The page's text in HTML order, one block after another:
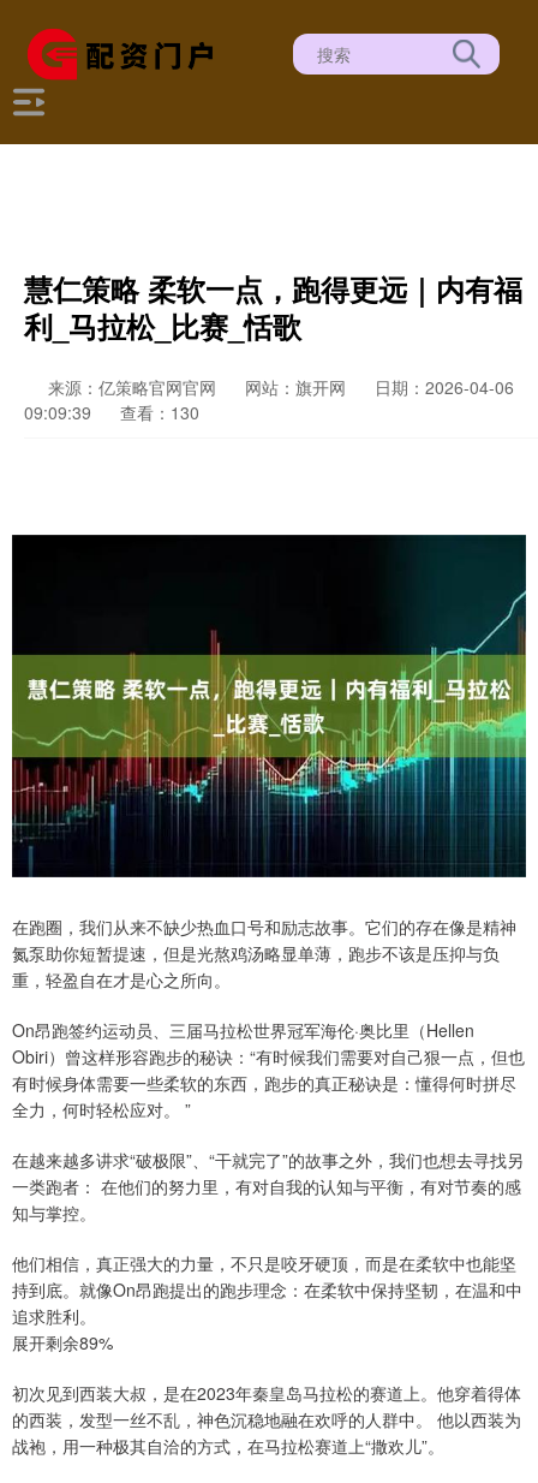
慧仁策略 柔软一点，跑得更远｜内有福
利_马拉松_比赛_恬歌
来源：亿策略官网官网 网站：旗开网
日期：2026-04-06
09:09:39
查看：130
在跑圈，我们从来不缺少热血口号和励志故事。它们的存在像是精神
氮泵助你短暂提速，但是光熬鸡汤略显单薄，跑步不该是压抑与负
重，轻盈自在才是心之所向。
On昂跑签约运动员、三届马拉松世界冠军海伦·奥比里（Hellen
Obiri）曾这样形容跑步的秘诀：“有时候我们需要对自己狠一点，但也
有时候身体需要一些柔软的东西，跑步的真正秘诀是：懂得何时拼尽
全力，何时轻松应对。 ”
在越来越多讲求“破极限”、“干就完了”的故事之外，我们也想去寻找另
一类跑者： 在他们的努力里，有对自我的认知与平衡，有对节奏的感
知与掌控。
他们相信，真正强大的力量，不只是咬牙硬顶，而是在柔软中也能坚
持到底。就像On昂跑提出的跑步理念：在柔软中保持坚韧，在温和中
追求胜利。
展开剩余89%
初次见到西装大叔，是在2023年秦皇岛马拉松的赛道上。他穿着得体
的西装，发型一丝不乱，神色沉稳地融在欢呼的人群中。 他以西装为
战袍，用一种极其自洽的方式，在马拉松赛道上“撒欢儿”。